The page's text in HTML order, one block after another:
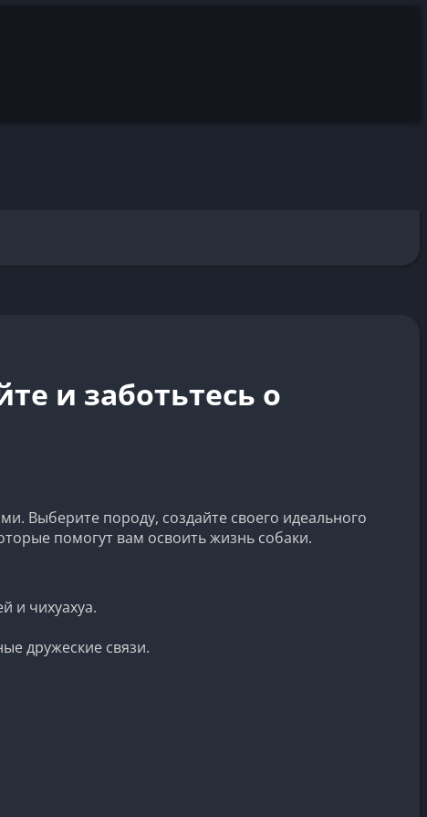
и заботьтесь о
Выберите породу, создайте своего идеального
помогут вам освоить жизнь собаки.
и чихуахуа.
дружеские связи.